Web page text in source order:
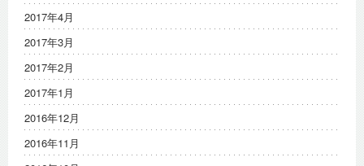
2017年4月
2017年3月
2017年2月
2017年1月
2016年12月
2016年11月